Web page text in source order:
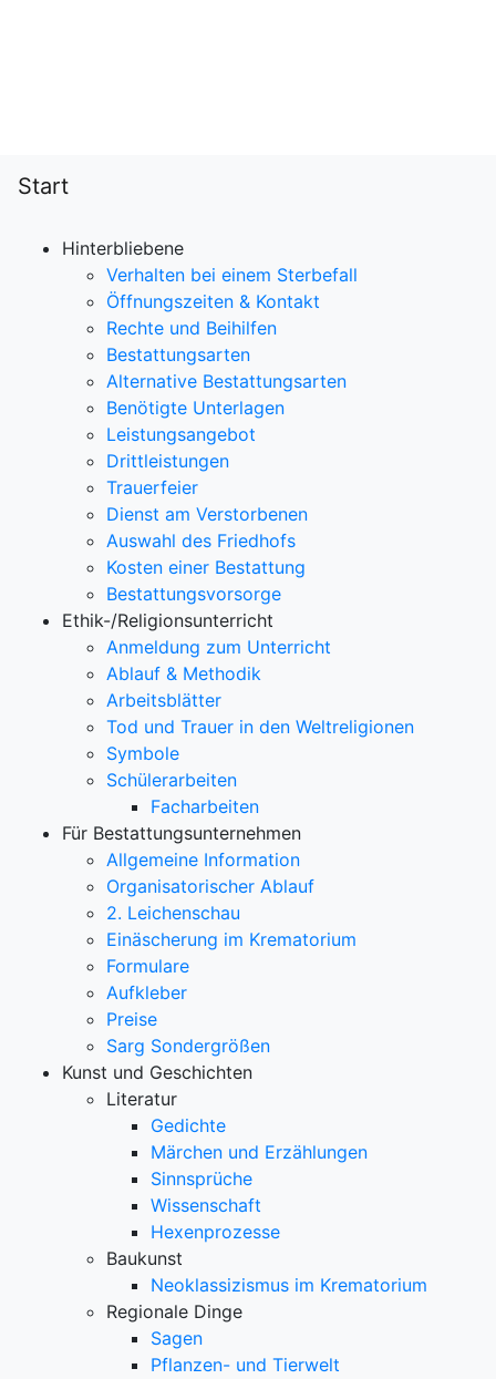
Start
Hinterbliebene
Verhalten bei einem Sterbefall
Öffnungszeiten & Kontakt
Rechte und Beihilfen
Bestattungsarten
Alternative Bestattungsarten
Benötigte Unterlagen
Leistungsangebot
Drittleistungen
Trauerfeier
Dienst am Verstorbenen
Auswahl des Friedhofs
Kosten einer Bestattung
Bestattungsvorsorge
Ethik-/Religionsunterricht
Anmeldung zum Unterricht
Ablauf & Methodik
Arbeitsblätter
Tod und Trauer in den Weltreligionen
Symbole
Schülerarbeiten
Facharbeiten
Für Bestattungsunternehmen
Allgemeine Information
Organisatorischer Ablauf
2. Leichenschau
Einäscherung im Krematorium
Formulare
Aufkleber
Preise
Sarg Sondergrößen
Kunst und Geschichten
Literatur
Gedichte
Märchen und Erzählungen
Sinnsprüche
Wissenschaft
Hexenprozesse
Baukunst
Neoklassizismus im Krematorium
Regionale Dinge
Sagen
Pflanzen- und Tierwelt